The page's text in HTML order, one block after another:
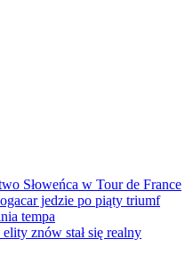
Słoweńca w Tour de France
jedzie po piąty triumf
tempa
znów stał się realny